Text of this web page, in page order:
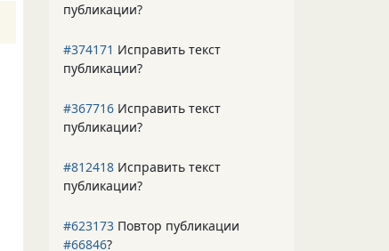
публикации?
#374171 Исправить текст
публикации?
#367716 Исправить текст
публикации?
#812418 Исправить текст
публикации?
#623173 Повтор публикации
#66846?